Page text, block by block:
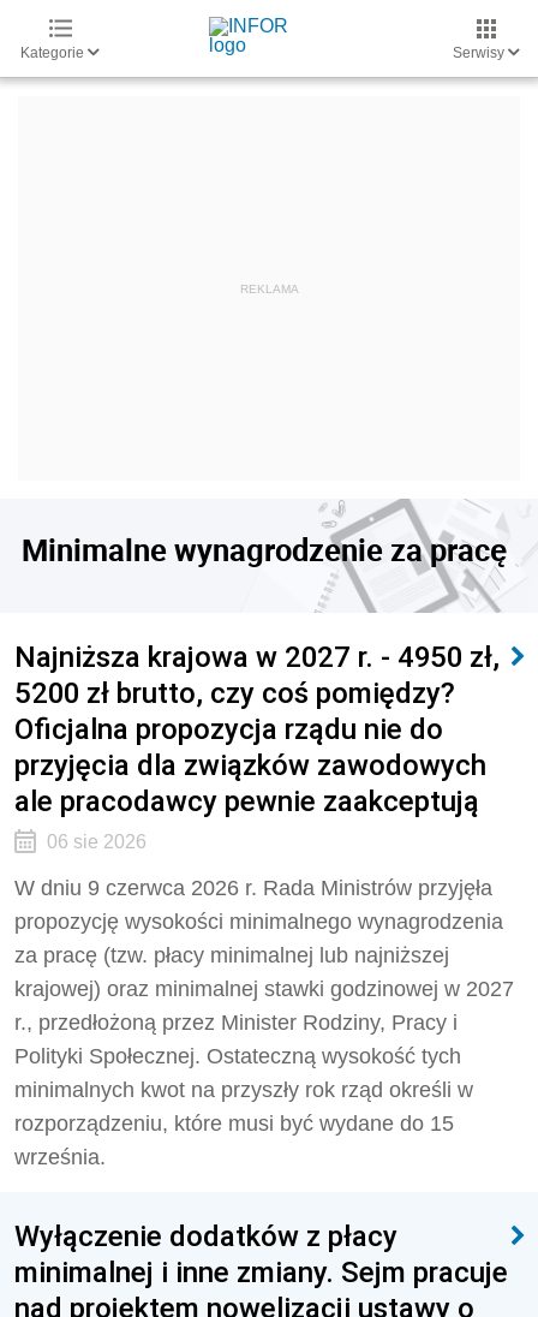
Kategorie Serwisy
Minimalne wynagrodzenie za pracę
Najniższa krajowa w 2027 r. - 4950 zł,
5200 zł brutto, czy coś pomiędzy?
Oficjalna propozycja rządu nie do
przyjęcia dla związków zawodowych
ale pracodawcy pewnie zaakceptują
06 sie 2026
W dniu 9 czerwca 2026 r. Rada Ministrów przyjęła
propozycję wysokości minimalnego wynagrodzenia
za pracę (tzw. płacy minimalnej lub najniższej
krajowej) oraz minimalnej stawki godzinowej w 2027
r., przedłożoną przez Minister Rodziny, Pracy i
Polityki Społecznej. Ostateczną wysokość tych
minimalnych kwot na przyszły rok rząd określi w
rozporządzeniu, które musi być wydane do 15
września.
Wyłączenie dodatków z płacy
minimalnej i inne zmiany. Sejm pracuje
nad projektem nowelizacji ustawy o